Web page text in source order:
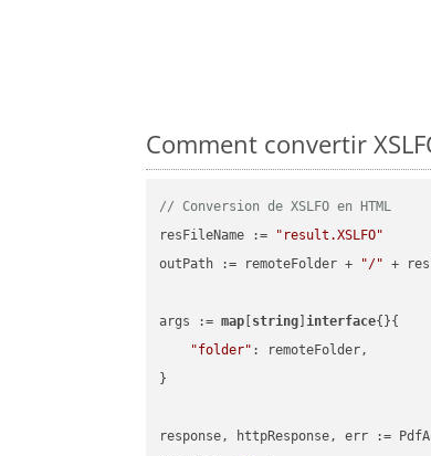
Comment convertir
// Conversion de XSLFO en HTML
resFileName :=
"result.XSLFO"
outPath := remoteFolder +
"/" +
args := map string ]interface{}{
"folder" : remoteFolder,
}